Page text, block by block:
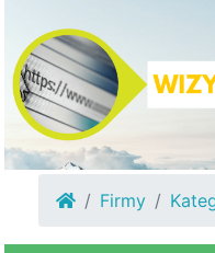
Firmy